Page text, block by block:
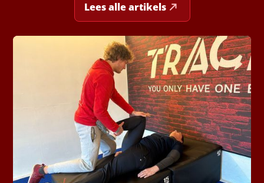
Lees alle artikels